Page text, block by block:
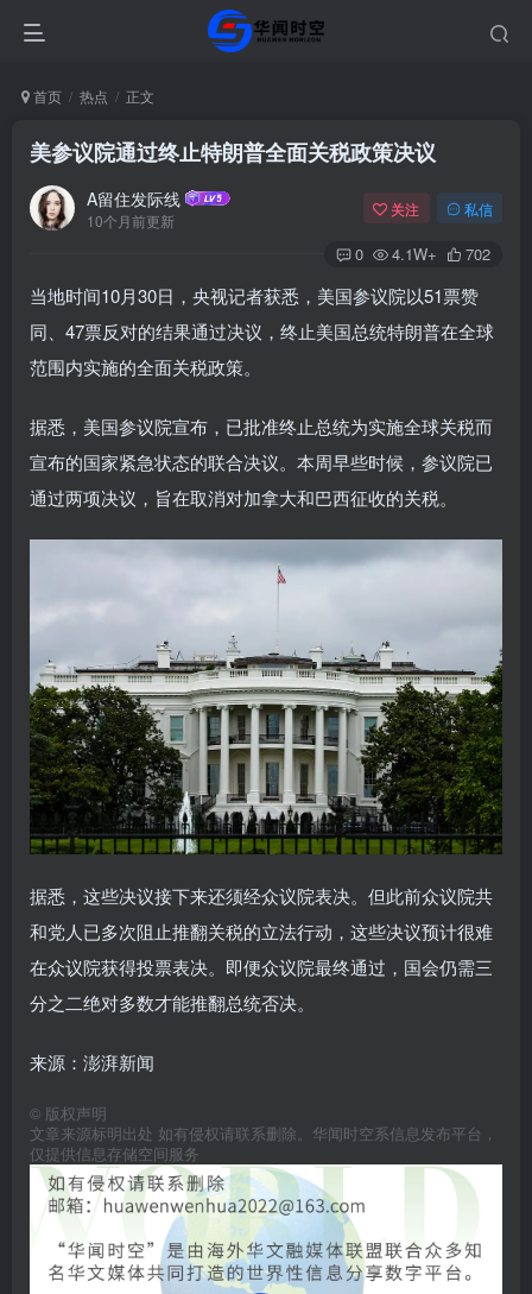
首页 热点 正文
美参议院通过终止特朗普全面关税政策决议
A留住发际线
10个月前更新
关注 私信
0 4.1W+ 702
当地时间10月30日，央视记者获悉，美国参议院以51票赞
同、47票反对的结果通过决议，终止美国总统特朗普在全球
范围内实施的全面关税政策。
据悉，美国参议院宣布，已批准终止总统为实施全球关税而
宣布的国家紧急状态的联合决议。本周早些时候，参议院已
通过两项决议，旨在取消对加拿大和巴西征收的关税。
据悉，这些决议接下来还须经众议院表决。但此前众议院共
和党人已多次阻止推翻关税的立法行动，这些决议预计很难
在众议院获得投票表决。即便众议院最终通过，国会仍需三
分之二绝对多数才能推翻总统否决。
来源：澎湃新闻
© 版权声明
文章来源标明出处 如有侵权请联系删除。华闻时空系信息发布平台，
仅提供信息存储空间服务